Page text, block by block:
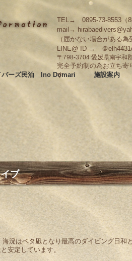
TEL→ 0895-73-8553（8
mail→
（届かない場合がある為
LINE@ ID → ＠
〒798-3704 愛媛県南宇和
完全予約制の為お立ち寄
す
バーズ民泊 Ino Domari 施設案内
ブ
況はベタ凪となり最高のダイビング日和
安定しています。